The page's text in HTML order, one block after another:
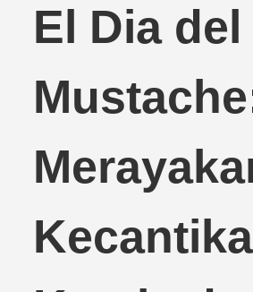
El Dia del